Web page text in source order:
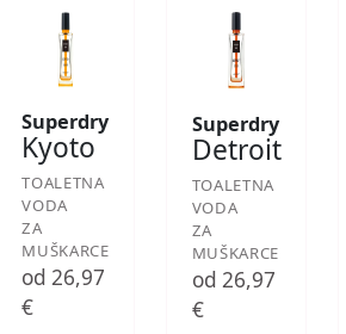
Superdry
Kyoto
TOALETNA
VODA
ZA
MUŠKARCE
od 26,97
€
Superdry
Detroit
TOALETNA
VODA
ZA
MUŠKARCE
od 26,97
€